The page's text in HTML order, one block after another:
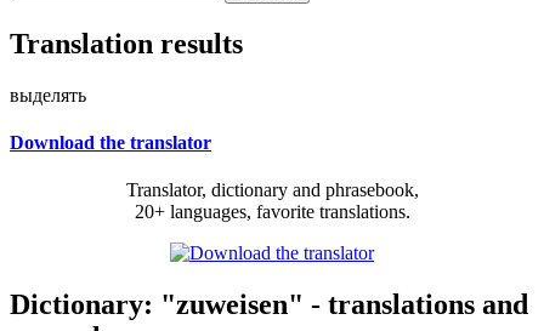
Translation results
выделять
Download the translator
Translator, dictionary and phrasebook,
20+ languages, favorite translations.
Dictionary: "zuweisen" - translations and